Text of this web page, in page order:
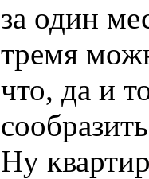
за один
тремя
что, да и
Ну